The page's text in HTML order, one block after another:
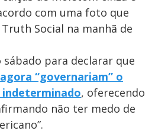
com uma foto que
Social na manhã de
para declarar que
“governariam” o
, oferecendo
não ter medo de